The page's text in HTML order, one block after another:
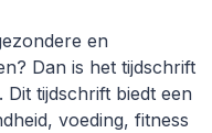
en
Dan is het tijdschrift
tijdschrift biedt een
voeding, fitness